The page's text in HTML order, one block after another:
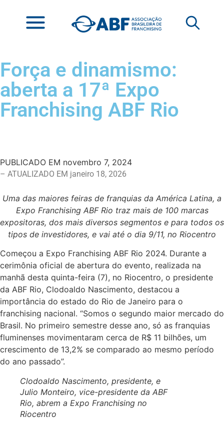
Força e dinamismo:
aberta a 17ª Expo
Franchising ABF Rio
PUBLICADO EM novembro 7, 2024
– ATUALIZADO EM janeiro 18, 2026
Uma das maiores feiras de franquias da América Latina, a
Expo Franchising ABF Rio traz mais de 100 marcas
expositoras, dos mais diversos segmentos e para todos os
tipos de investidores, e vai até o dia 9/11, no Riocentro
Começou a Expo Franchising ABF Rio 2024. Durante a
cerimônia oficial de abertura do evento, realizada na
manhã desta quinta-feira (7), no Riocentro, o presidente
da ABF Rio, Clodoaldo Nascimento, destacou a
importância do estado do Rio de Janeiro para o
franchising nacional. “Somos o segundo maior mercado do
Brasil. No primeiro semestre desse ano, só as franquias
fluminenses movimentaram cerca de R$ 11 bilhões, um
crescimento de 13,2% se comparado ao mesmo período
do ano passado”.
Clodoaldo Nascimento, presidente, e
Julio Monteiro, vice-presidente da ABF
Rio, abrem a Expo Franchising no
Riocentro